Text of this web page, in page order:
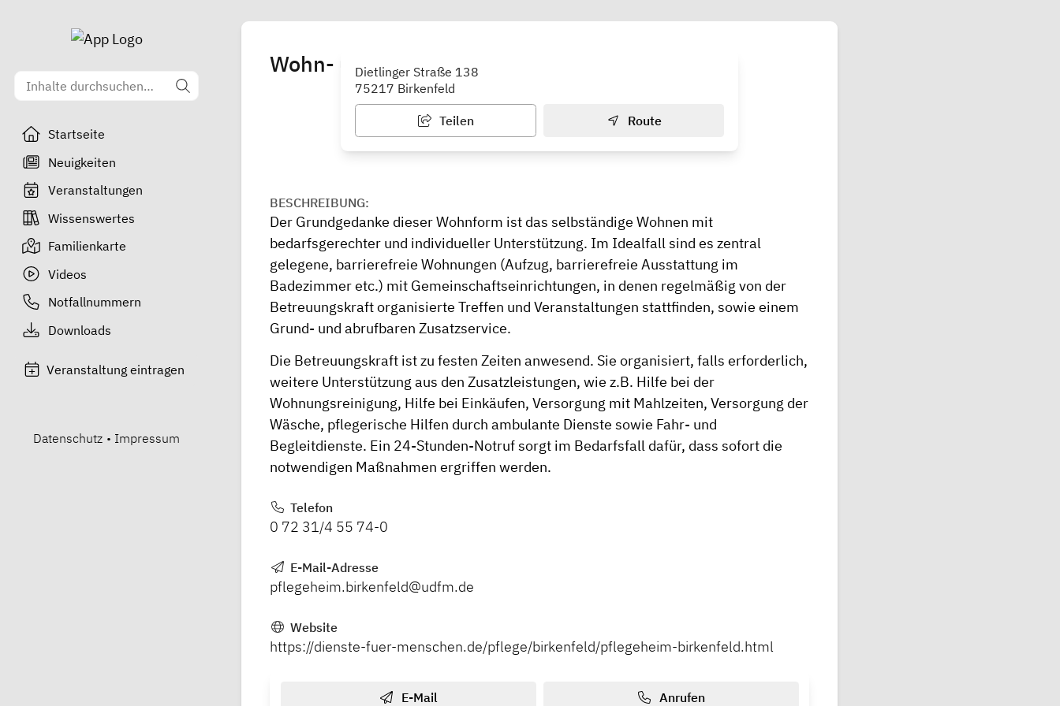
Startseite
Neuigkeiten
Veranstaltungen
Wissenswertes
Familienkarte
Videos
Notfallnummern
Downloads
Veranstaltung eintragen
Datenschutz • Impressum
Wohn- und Pflegestift Birkenfeld
Dietlinger Straße 138
75217 Birkenfeld
Teilen Route
BESCHREIBUNG:
Der Grundgedanke dieser Wohnform ist das selbständige Wohnen mit
bedarfsgerechter und individueller Unterstützung. Im Idealfall sind es zentral
gelegene, barrierefreie Wohnungen (Aufzug, barrierefreie Ausstattung im
Badezimmer etc.) mit Gemeinschaftseinrichtungen, in denen regelmäßig von der
Betreuungskraft organisierte Treffen und Veranstaltungen stattfinden, sowie einem
Grund- und abrufbaren Zusatzservice.
Die Betreuungskraft ist zu festen Zeiten anwesend. Sie organisiert, falls erforderlich,
weitere Unterstützung aus den Zusatzleistungen, wie z.B. Hilfe bei der
Wohnungsreinigung, Hilfe bei Einkäufen, Versorgung mit Mahlzeiten, Versorgung der
Wäsche, pflegerische Hilfen durch ambulante Dienste sowie Fahr- und
Begleitdienste. Ein 24-Stunden-Notruf sorgt im Bedarfsfall dafür, dass sofort die
notwendigen Maßnahmen ergriffen werden.
Telefon
0 72 31/4 55 74-0
E-Mail-Adresse
pflegeheim.birkenfeld@udfm.de
Website
https://dienste-fuer-menschen.de/pflege/birkenfeld/pflegeheim-birkenfeld.html
E-Mail Anrufen